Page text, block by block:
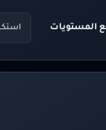
المستويات